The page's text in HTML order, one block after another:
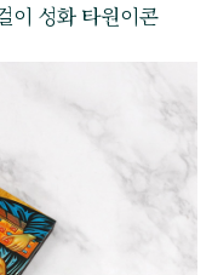
이 성화 타원이콘